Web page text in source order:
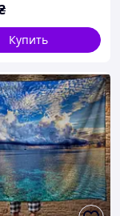
Купить